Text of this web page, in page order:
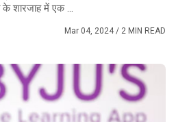
शारजाह में एक ...
Mar 04, 2024 / 2 MIN READ